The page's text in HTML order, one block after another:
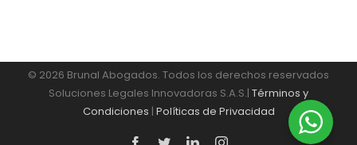
© 2026 Brunal Abogados. Todos los derechos reservados
Soluciones Legales Innovadoras S.A.S.| Términos y
Condiciones | Políticas de Privacidad
Facebook
TwitterLinkedInInstagram